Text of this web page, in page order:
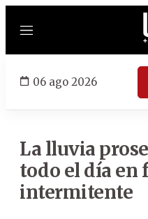
Menú
06 ago 2026
La lluvia
todo el día en
intermitente